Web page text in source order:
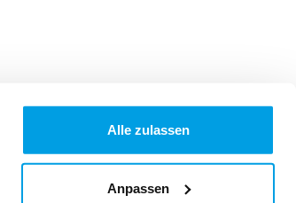
Alle zulassen
Anpassen